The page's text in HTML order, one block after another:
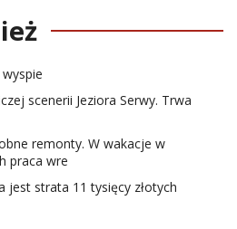
scenerii Jeziora Serwy. Trwa
remonty. W wakacje w
praca wre
jest strata 11 tysięcy złotych